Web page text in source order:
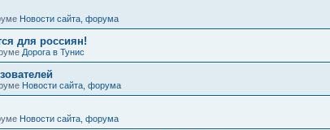
Новости сайта, форума
для россиян!
Дорога в Тунис
Новости сайта, форума
Новости сайта, форума